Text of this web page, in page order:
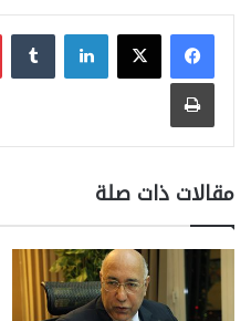
لينكدإن
طباعة
مقالات ذات صلة